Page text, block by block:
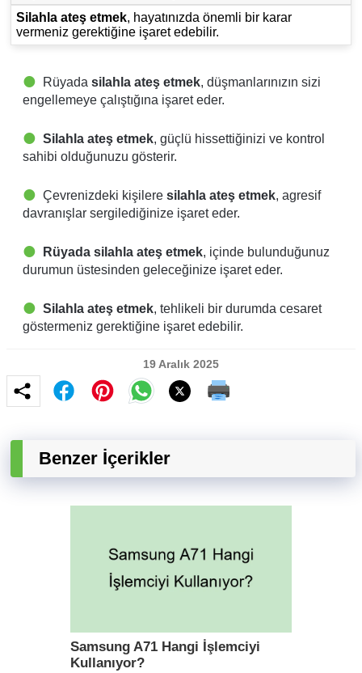
Silahla ateş etmek, hayatınızda önemli bir karar
vermeniz gerektiğine işaret edebilir.
Rüyada silahla ateş etmek, düşmanlarınızın sizi
engellemeye çalıştığına işaret eder.
Silahla ateş etmek, güçlü hissettiğinizi ve kontrol
sahibi olduğunuzu gösterir.
Çevrenizdeki kişilere silahla ateş etmek, agresif
davranışlar sergilediğinize işaret eder.
Rüyada silahla ateş etmek, içinde bulunduğunuz
durumun üstesinden geleceğinize işaret eder.
Silahla ateş etmek, tehlikeli bir durumda cesaret
göstermeniz gerektiğine işaret edebilir.
19 Aralık 2025
Benzer İçerikler
Samsung A71 Hangi İşlemciyi
Kullanıyor?